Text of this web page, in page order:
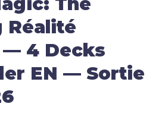
Réalité
4 Decks
EN — Sortie